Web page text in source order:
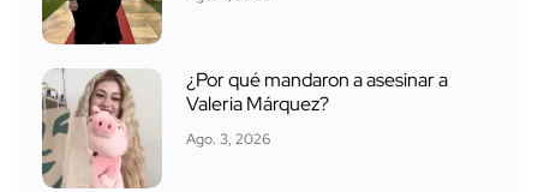
¿Por qué mandaron a asesinar a
Valeria Márquez?
Ago. 3, 2026